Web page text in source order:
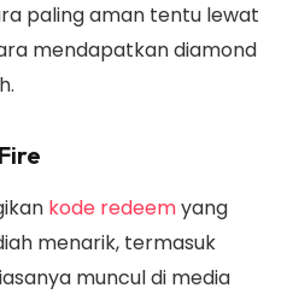
paling aman tentu lewat
mendapatkan diamond
kode redeemyang
menarik, termasuk
muncul di media